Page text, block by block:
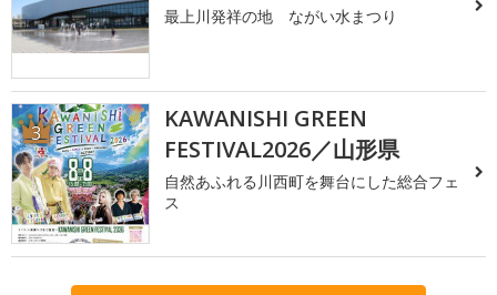
最上川発祥の地 ながい水まつり
3
KAWANISHI GREEN
FESTIVAL2026／山形県
自然あふれる川西町を舞台にした総合フェ
ス